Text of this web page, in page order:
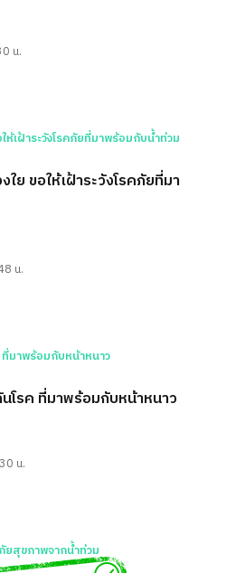
น.
ย ขอให้เฝ้าระวังโรคภัยที่มา
น.
โรค ที่มาพร้อมกับหน้าหนาว
น.